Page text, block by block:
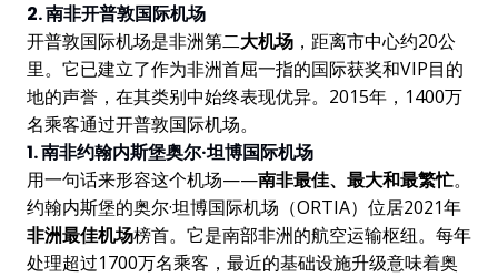
2. 南非开普敦国际机场
开普敦国际机场是非洲第二大机场 ，距离市中心约20公
里。它已建立了作为非洲首屈一指的国际获奖和VIP目的
地的声誉，在其类别中始终表现优异。2015年，1400万
名乘客通过开普敦国际机场。
1. 南非约翰内斯堡奥尔·坦博国际机场
用一句话来形容这个机场——南非最佳、最大和最繁忙。
约翰内斯堡的奥尔·坦博国际机场（ORTIA）位居2021年
非洲最佳机场榜首。它是南部非洲的航空运输枢纽。每年
处理超过1700万名乘客，最近的基础设施升级意味着奥